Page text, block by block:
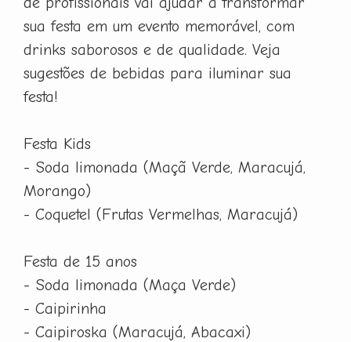
sua festa em um evento memorável, com
drinks saborosos e de qualidade. Veja
sugestões de bebidas para iluminar sua
festa!
Festa Kids
- Soda limonada (Maçã Verde, Maracujá,
Morango)
- Coquetel (Frutas Vermelhas, Maracujá)
Festa de 15 anos
- Soda limonada (Maça Verde)
- Caipirinha
- Caipiroska (Maracujá, Abacaxi)